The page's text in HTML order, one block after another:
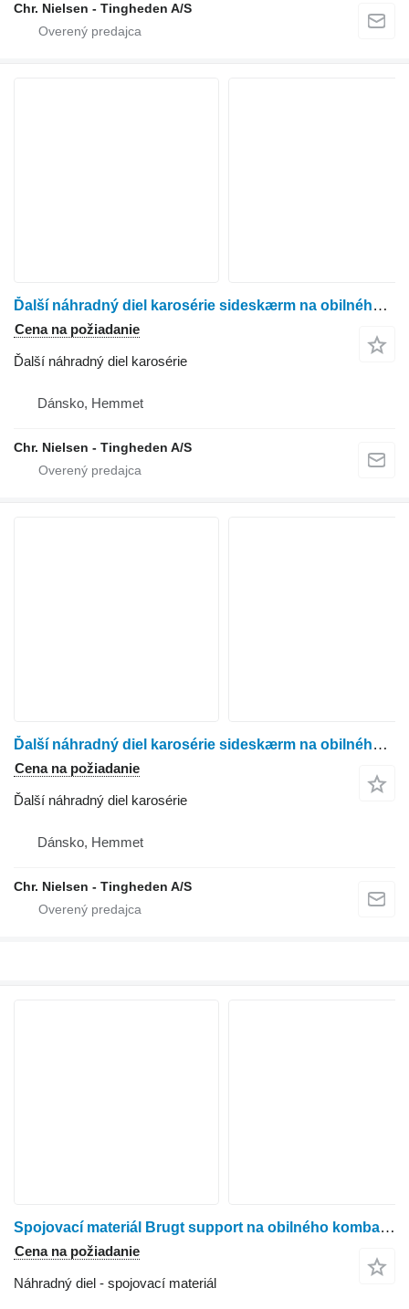
Chr. Nielsen - Tingheden A/S
Ďalší náhradný diel karosérie sideskærm na obilného kombajna Dronningborg 9000
Cena na požiadanie
Ďalší náhradný diel karosérie
Dánsko, Hemmet
Chr. Nielsen - Tingheden A/S
Ďalší náhradný diel karosérie sideskærm na obilného kombajna Dronningborg 9000
Cena na požiadanie
Ďalší náhradný diel karosérie
Dánsko, Hemmet
Chr. Nielsen - Tingheden A/S
Spojovací materiál Brugt support na obilného kombajna Dronningborg 8900
Cena na požiadanie
Náhradný diel - spojovací materiál